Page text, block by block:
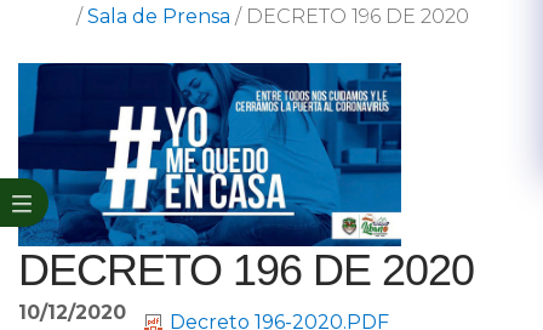
/ Sala de Prensa / DECRETO 196 DE 2020
DECRETO 196 DE 2020
10/12/2020 Decreto 196-2020.PDF